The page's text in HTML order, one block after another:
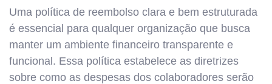
Uma política de reembolso clara e bem estruturada
é essencial para qualquer organização que busca
manter um ambiente financeiro transparente e
funcional. Essa política estabelece as diretrizes
sobre como as despesas dos colaboradores serão